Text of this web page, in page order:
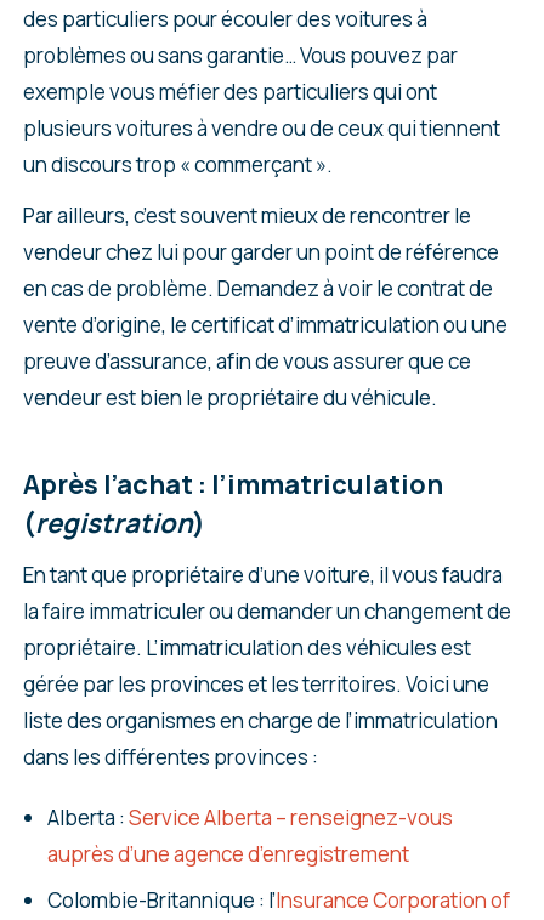
des particuliers pour écouler des voitures à
problèmes ou sans garantie… Vous pouvez par
exemple vous méfier des particuliers qui ont
plusieurs voitures à vendre ou de ceux qui tiennent
un discours trop « commerçant ».
Par ailleurs, c’est souvent mieux de rencontrer le
vendeur chez lui pour garder un point de référence
en cas de problème. Demandez à voir le contrat de
vente d’origine, le certificat d’immatriculation ou une
preuve d’assurance, afin de vous assurer que ce
vendeur est bien le propriétaire du véhicule.
Après l’achat : l’immatriculation
(registration)
En tant que propriétaire d’une voiture, il vous faudra
la faire immatriculer ou demander un changement de
propriétaire. L’immatriculation des véhicules est
gérée par les provinces et les territoires. Voici une
liste des organismes en charge de l’immatriculation
dans les différentes provinces :
Alberta : Service Alberta – renseignez-vous
auprès d’une agence d’enregistrement
Colombie-Britannique : l’Insurance Corporation of